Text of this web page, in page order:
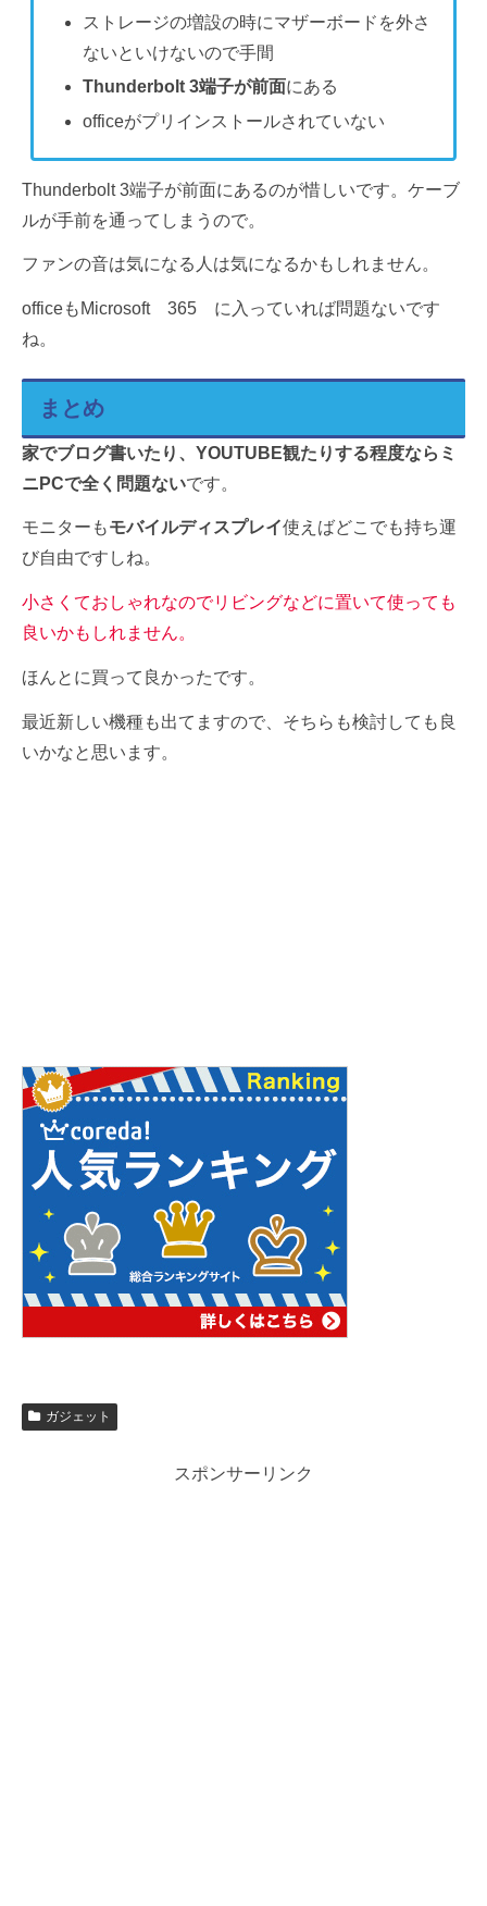
ストレージの増設の時にマザーボードを外さ
ないといけないので手間
Thunderbolt 3端子が前面にある
officeがプリインストールされていない
Thunderbolt 3端子が前面にあるのが惜しいです。ケーブ
ルが手前を通ってしまうので。
ファンの音は気になる人は気になるかもしれません。
officeもMicrosoft 365 に入っていれば問題ないです
ね。
まとめ
家でブログ書いたり、YOUTUBE観たりする程度ならミ
ニPCで全く問題ないです。
モニターもモバイルディスプレイ使えばどこでも持ち運
び自由ですしね。
小さくておしゃれなのでリビングなどに置いて使っても
良いかもしれません。
ほんとに買って良かったです。
最近新しい機種も出てますので、そちらも検討しても良
いかなと思います。
ガジェット
スポンサーリンク